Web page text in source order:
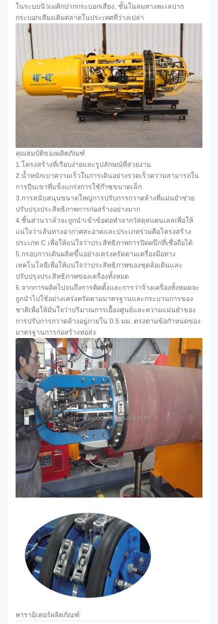
ในระบบนิวเมติกปากกระบอกเสียง, ชั้นในลมทางทะเลปาก
กระบอกเสียงเติมตลาดในประเทศที่ว่างเปล่า
คุณสมบัติของผลิตภัณฑ์
1. โครงสร้างที่เรียบง่ายและรูปลักษณ์ที่สวยงาม
2. น้ำหนักเบาความเร็วในการเดินอย่างรวดเร็วความสามารถใน
การปีนเขาที่แข็งแกร่งการใช้ก๊าซขนาดเล็ก
3. การสนับสนุนขนาดใหญ่การปรับการกวาดล้างที่แม่นยำช่วย
ปรับปรุงประสิทธิภาพการก่อสร้างอย่างมาก
4. ชิ้นส่วนวาล์วจะถูกนำเข้าข้อต่อทำจากวัสดุสแตนเลสเพื่อให้
แน่ใจว่าเส้นทางอากาศสะอาดและประเภทร่วมคือโครงสร้าง
ประเภท C เพื่อให้แน่ใจว่าประสิทธิภาพการปิดผนึกที่เชื่อถือได้
5. กรอบการเดินผลิตขึ้นอย่างเคร่งครัดตามเครื่องมือทาง
เทคโนโลยีเพื่อให้แน่ใจว่าประสิทธิภาพของชุดล้อเดินและ
ปรับปรุงประสิทธิภาพของเครื่องทั้งหมด
6. จากการผลิตไปจนถึงการติดตั้งและการว่าจ้างเครื่องทั้งหมดจะ
ถูกนำไปใช้อย่างเคร่งครัดตามมาตรฐานและกระบวนการของ
ชาติเพื่อให้มั่นใจว่าปริมาณการเยื้องศูนย์และความแม่นยำของ
การปรับการกวาดล้างอยู่ภายใน 0.5 มม. ตรงตามข้อกำหนดของ
มาตรฐานการก่อสร้างท่อส่ง
พารามิเตอร์ผลิตภัณฑ์